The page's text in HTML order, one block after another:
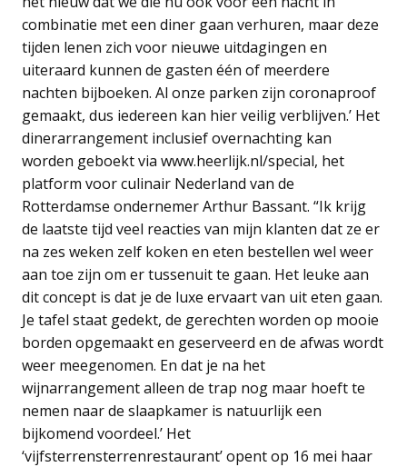
combinatie met een diner gaan verhuren, maar deze
tijden lenen zich voor nieuwe uitdagingen en
uiteraard kunnen de gasten één of meerdere
nachten bijboeken. Al onze parken zijn coronaproof
gemaakt, dus iedereen kan hier veilig verblijven.’ Het
dinerarrangement inclusief overnachting kan
worden geboekt via www.heerlijk.nl/special, het
platform voor culinair Nederland van de
Rotterdamse ondernemer Arthur Bassant. “Ik krijg
de laatste tijd veel reacties van mijn klanten dat ze er
na zes weken zelf koken en eten bestellen wel weer
aan toe zijn om er tussenuit te gaan. Het leuke aan
dit concept is dat je de luxe ervaart van uit eten gaan.
Je tafel staat gedekt, de gerechten worden op mooie
borden opgemaakt en geserveerd en de afwas wordt
weer meegenomen. En dat je na het
wijnarrangement alleen de trap nog maar hoeft te
nemen naar de slaapkamer is natuurlijk een
bijkomend voordeel.’ Het
‘vijfsterrensterrenrestaurant’ opent op 16 mei haar